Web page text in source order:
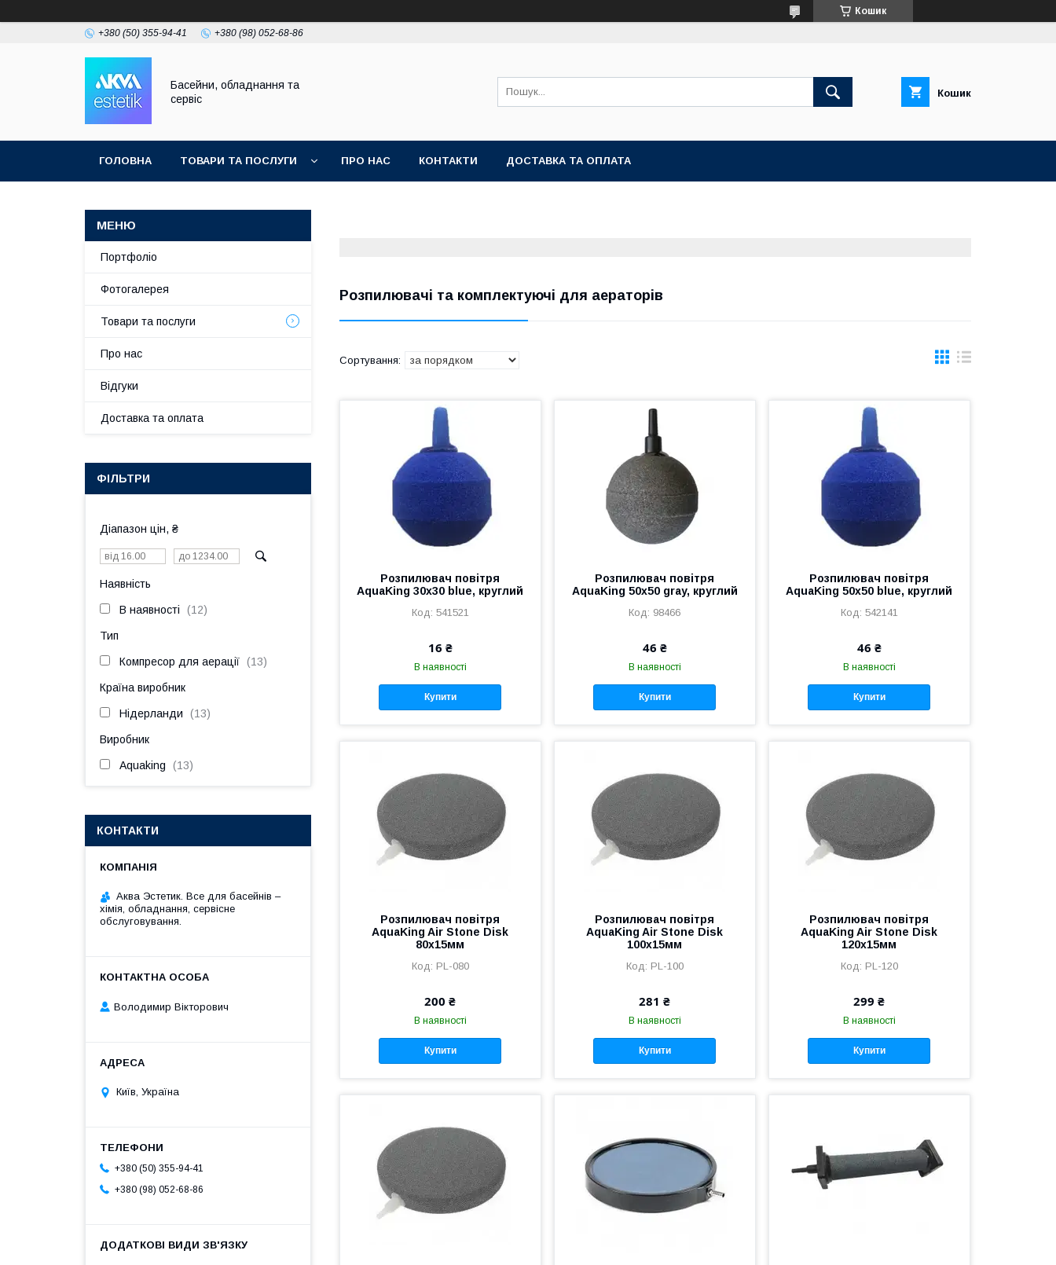
Кошик
+380 (50) 355-94-41 +380 (98) 052-68-86
Басейни, обладнання та
сервіс
Кошик
ГОЛОВНА ТОВАРИ ТА ПОСЛУГИ ПРО НАС КОНТАКТИ ДОСТАВКА ТА ОПЛАТА
Розпилювачі та комплектуючі для аераторів
Розпилювач повітря
AquaKing 30x30 blue, круглий
541521
16 ₴
В наявності
Купити
Розпилювач повітря
AquaKing 50x50 gray, круглий
98466
46 ₴
В наявності
Купити
Розпилювач повітря
AquaKing 50x50 blue, круглий
542141
46 ₴
В наявності
Купити
Розпилювач повітря
AquaKing Air Stone Disk
80х15мм
PL-080
200 ₴
В наявності
Купити
Розпилювач повітря
AquaKing Air Stone Disk
100х15мм
PL-100
281 ₴
В наявності
Купити
Розпилювач повітря
AquaKing Air Stone Disk
120х15мм
PL-120
299 ₴
В наявності
Купити
Портфоліо
Фотогалерея
Товари та послуги
Про нас
Відгуки
Доставка та оплата
ФІЛЬТРИ
Діапазон цін, ₴
Наявність
В наявності 12
Тип
Компресор для аерації 13
Країна виробник
Нідерланди 13
Виробник
Aquaking 13
КОНТАКТИ
Аква Эстетик. Все для басейнів –
хімія, обладнання, сервісне
обслуговування.
Володимир Вікторович
Київ, Україна
+380 (50) 355-94-41
+380 (98) 052-68-86